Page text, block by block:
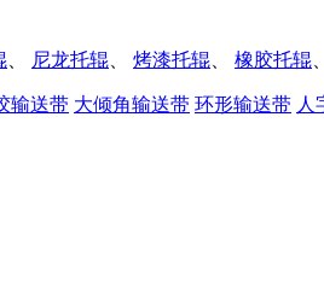
尼龙托辊 烤漆托辊 橡胶托辊
输送带 大倾角输送带 环形输送带 人